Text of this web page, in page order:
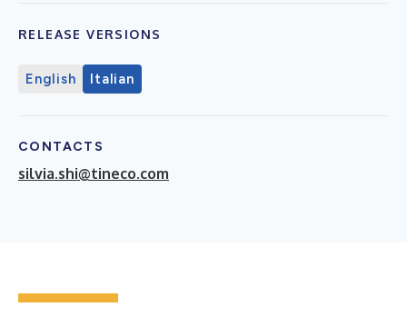
RELEASE VERSIONS
English Italian
CONTACTS
silvia.shi@tineco.com